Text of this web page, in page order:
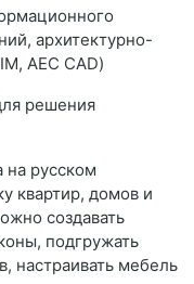
архитектурно-
AEC CAD)
решения
на русском
квартир, домов и
создавать
подгружать
настраивать мебель